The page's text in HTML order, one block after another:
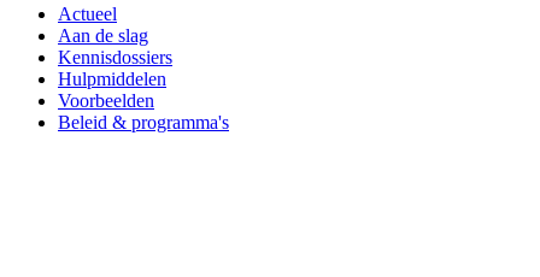
Actueel
Aan de slag
Kennisdossiers
Hulpmiddelen
Voorbeelden
Beleid & programma's